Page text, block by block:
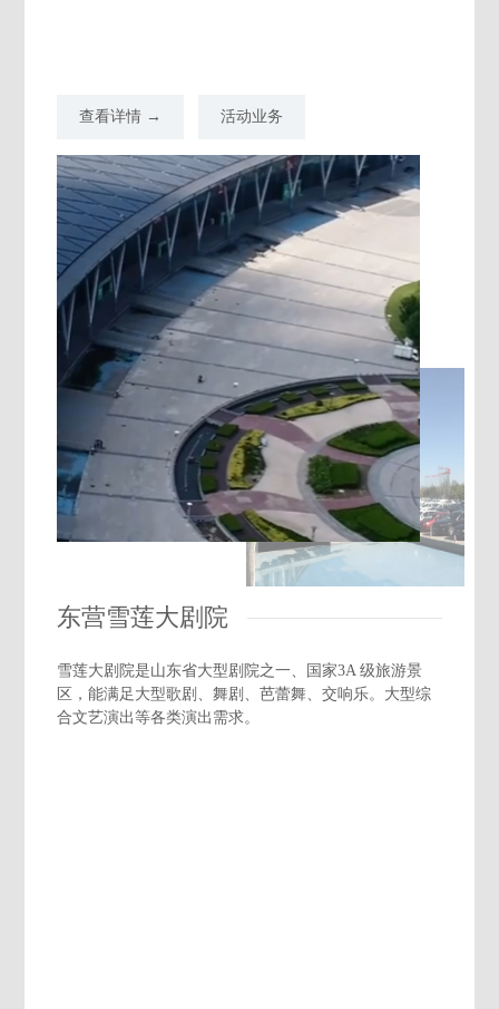
查看详情 → 活动业务
东营雪莲大剧院
雪莲大剧院是山东省大型剧院之一、国家3A 级旅游景
区，能满足大型歌剧、舞剧、芭蕾舞、交响乐。大型综
合文艺演出等各类演出需求。